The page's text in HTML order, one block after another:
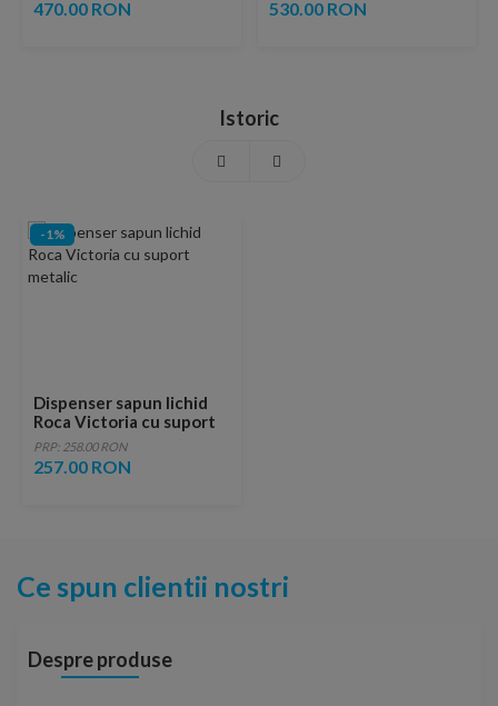
470.00 RON 530.00 RON
Istoric
-1%
Dispenser sapun lichid
Roca Victoria cu suport
metalic
PRP: 258.00 RON
257.00 RON
Ce spun clientii nostri
Despre produse